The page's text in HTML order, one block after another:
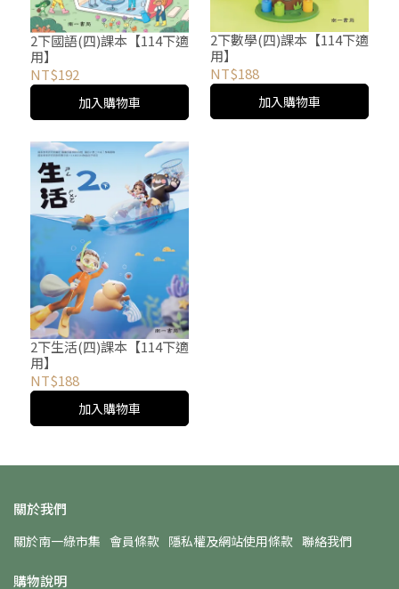
2下國語(四)課本【114下適
用】
NT$192
加入購物車
2下數學(四)課本【114下適
用】
NT$188
加入購物車
2下生活(四)課本【114下適
用】
NT$188
加入購物車
關於我們
關於南一綠市集 會員條款 隱私權及網站使用條款 聯絡我們
購物說明